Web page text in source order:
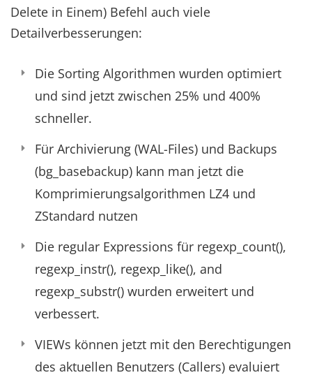
Delete in Einem) Befehl auch viele
Detailverbesserungen:
Die Sorting Algorithmen wurden optimiert
und sind jetzt zwischen 25% und 400%
schneller.
Für Archivierung (WAL-Files) und Backups
(bg_basebackup) kann man jetzt die
Komprimierungsalgorithmen LZ4 und
ZStandard nutzen
Die regular Expressions für regexp_count(),
regexp_instr(), regexp_like(), and
regexp_substr() wurden erweitert und
verbessert.
VIEWs können jetzt mit den Berechtigungen
des aktuellen Benutzers (Callers) evaluiert